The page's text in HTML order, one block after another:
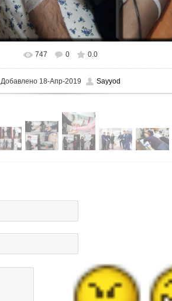
747 0 0.0
Добавлено18-Апр-2019 Sayyod